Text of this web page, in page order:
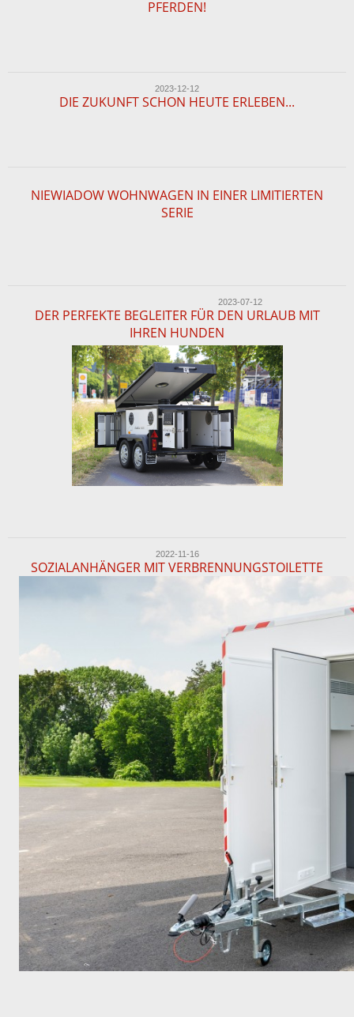
PFERDEN!
2023-12-12
DIE ZUKUNFT SCHON HEUTE ERLEBEN...
NIEWIADOW WOHNWAGEN IN EINER LIMITIERTEN
SERIE
2023-07-12
DER PERFEKTE BEGLEITER FÜR DEN URLAUB MIT
IHREN HUNDEN
2022-11-16
SOZIALANHÄNGER MIT VERBRENNUNGSTOILETTE